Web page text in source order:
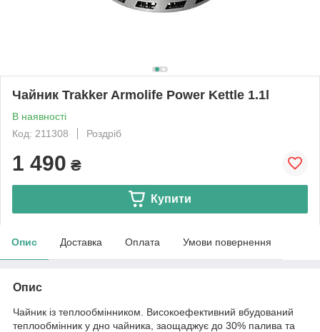
Чайник Trakker Armolife Power Kettle 1.1l
В наявності
Код: 211308
Роздріб
1 490 ₴
Купити
Опис Доставка Оплата Умови повернення
Опис
Чайник із теплообмінником. Високоефективний вбудований
теплообмінник у дно чайника, заощаджує до 30% палива та